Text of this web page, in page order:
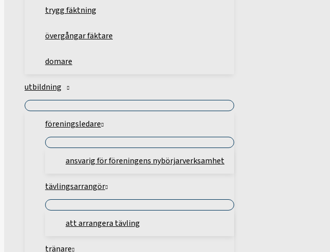
trygg fäktning
övergångar fäktare
domare
utbildning
föreningsledare
ansvarig för föreningens nybörjarverksamhet
tävlingsarrangör
att arrangera tävling
tränare